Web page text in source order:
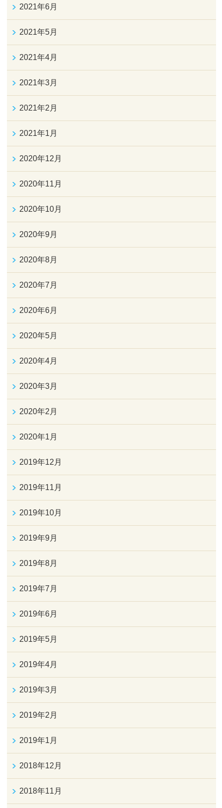
2021年6月
2021年5月
2021年4月
2021年3月
2021年2月
2021年1月
2020年12月
2020年11月
2020年10月
2020年9月
2020年8月
2020年7月
2020年6月
2020年5月
2020年4月
2020年3月
2020年2月
2020年1月
2019年12月
2019年11月
2019年10月
2019年9月
2019年8月
2019年7月
2019年6月
2019年5月
2019年4月
2019年3月
2019年2月
2019年1月
2018年12月
2018年11月